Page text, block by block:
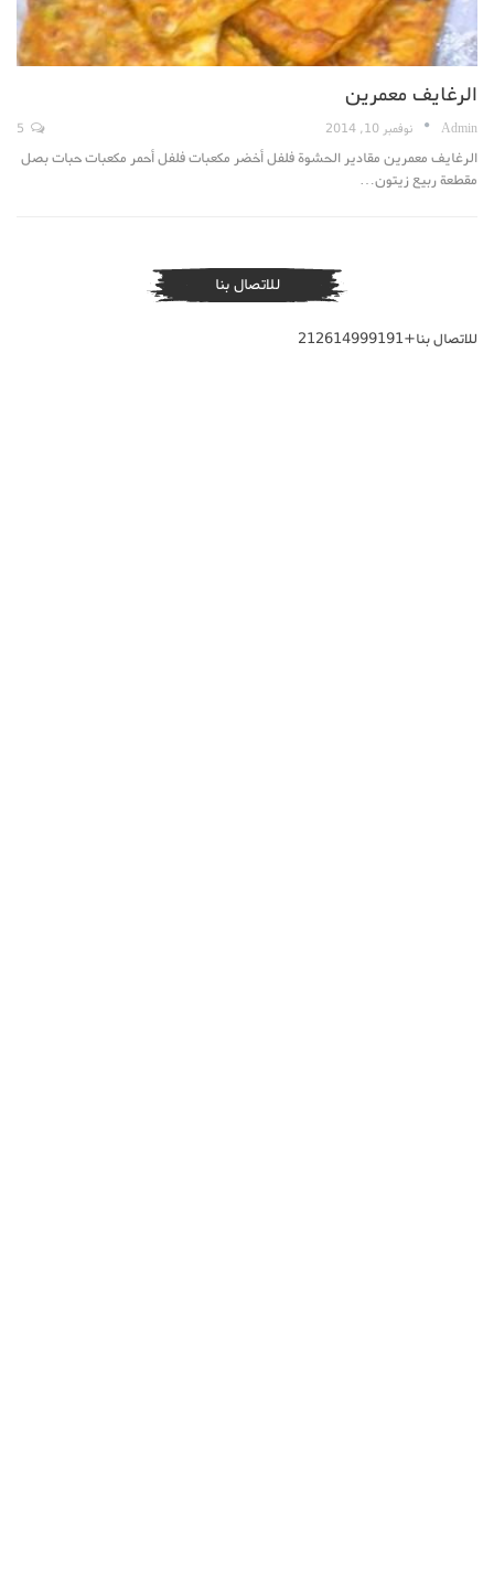
الرغايف معمرين
Admin نوفمبر 10, 2014
الرغايف معمرين مقادير الحشوة فلفل أخضر مكعبات فلفل أحمر مكعبات حبات بصل
مقطعة ربيع زيتون…
للاتصال بنا
للاتصال بنا+212614999191